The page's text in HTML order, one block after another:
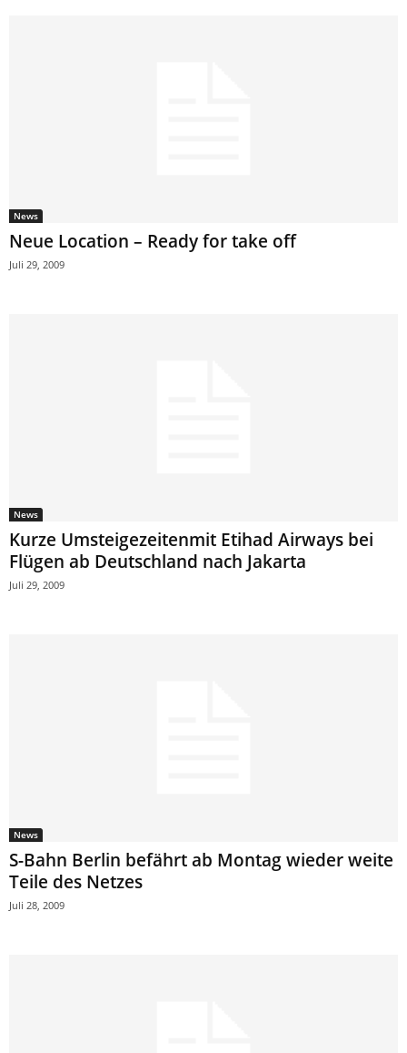
News
Neue Location – Ready for take off
Juli 29, 2009
News
Kurze Umsteigezeitenmit Etihad Airways bei
Flügen ab Deutschland nach Jakarta
Juli 29, 2009
News
S-Bahn Berlin befährt ab Montag wieder weite
Teile des Netzes
Juli 28, 2009